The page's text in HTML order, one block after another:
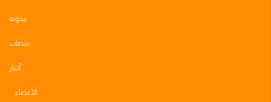
مدونه
منصات
أخبار
الأعضاء